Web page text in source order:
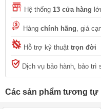
Hệ thống 13 cửa hàng
Hàng chính hãng , giá
Hỗ trợ kỹ thuật trọn đời
Dịch vụ bảo hành, bảo trì
Các sản phẩm tương tự